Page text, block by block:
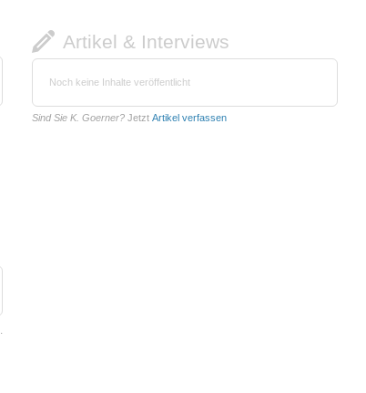
.
Artikel & Interviews
Noch keine Inhalte veröffentlicht
Sind Sie K. Goerner? Jetzt Artikel verfassen